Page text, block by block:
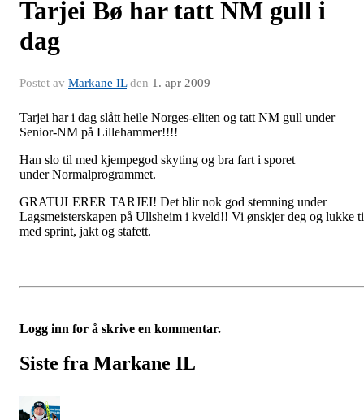
Tarjei Bø har tatt NM gull i
dag
Postet av Markane ILden 1. apr 2009
Tarjei har i dag slått heile Norges-eliten og tatt NM gull under
Senior-NM på Lillehammer!!!!
Han slo til med kjempegod skyting og bra fart i sporet
under Normalprogrammet.
GRATULERER TARJEI! Det blir nok god stemning under
Lagsmeisterskapen på Ullsheim i kveld!! Vi ønskjer deg og lukke
med sprint, jakt og stafett.
Logg inn for å skrive en kommentar.
Siste fra Markane IL